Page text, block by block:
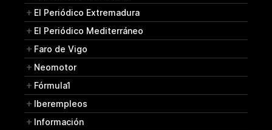
El Periódico Extremadura
El Periódico Mediterráneo
Faro de Vigo
Neomotor
Fórmula1
Iberempleos
Información